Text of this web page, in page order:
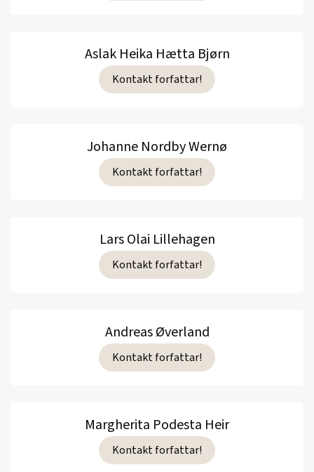
Aslak Heika Hætta Bjørn
Kontakt forfattar!
Johanne Nordby Wernø
Kontakt forfattar!
Lars Olai Lillehagen
Kontakt forfattar!
Andreas Øverland
Kontakt forfattar!
Margherita Podesta Heir
Kontakt forfattar!